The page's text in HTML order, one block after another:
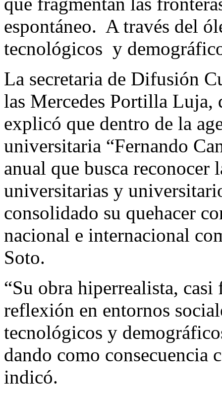
espontáneo. A través del
tecnológicos y
La secretaria de Difusión
las Mercedes Portilla Luja,
explicó que dentro de la
universitaria “Fernando
anual que busca reconocer
universitarias y
consolidado su quehacer
nacional e internacional
Soto.
“Su obra hiperrealista,
reflexión en entornos
tecnológicos y
dando como consecuencia
indicó.